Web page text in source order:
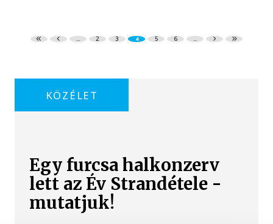
... 2 3 4 5 6 ...
KÖZÉLET
Egy furcsa halkonzerv
lett az Év Strandétele -
mutatjuk!